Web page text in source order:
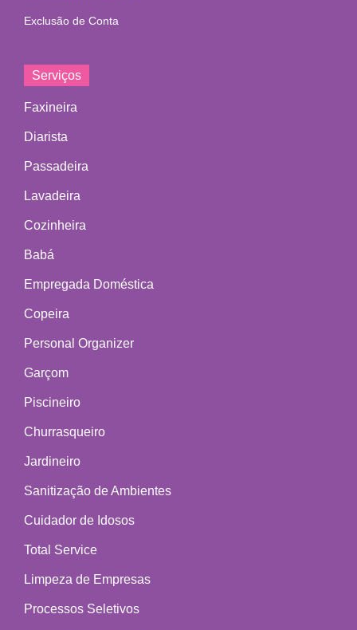
Exclusão de Conta
Serviços
Faxineira
Diarista
Passadeira
Lavadeira
Cozinheira
Babá
Empregada Doméstica
Copeira
Personal Organizer
Garçom
Piscineiro
Churrasqueiro
Jardineiro
Sanitização de Ambientes
Cuidador de Idosos
Total Service
Limpeza de Empresas
Processos Seletivos